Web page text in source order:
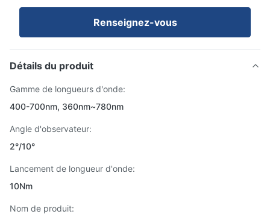
Renseignez-vous
Détails du produit
Gamme de longueurs d'onde:
400-700nm, 360nm~780nm
Angle d'observateur:
2°/10°
Lancement de longueur d'onde:
10Nm
Nom de produit: